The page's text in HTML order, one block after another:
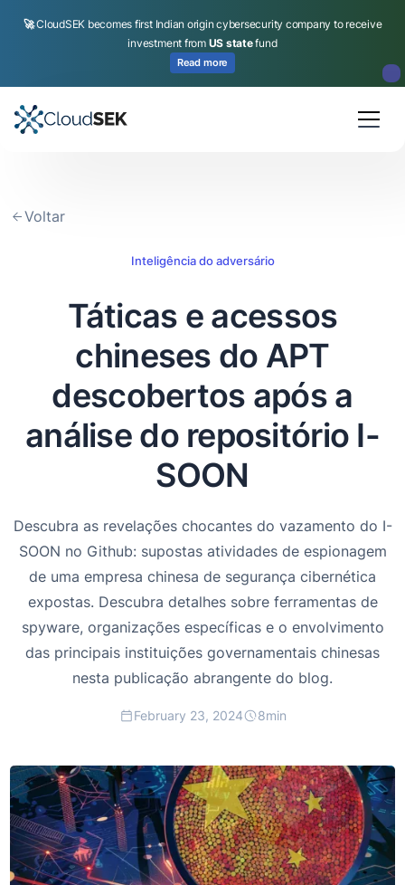
🚀CloudSEK becomes first Indian origin cybersecurity company to receive
investment from US statefund
Read more
Voltar
Inteligência do adversário
Táticas e acessos
chineses do APT
descobertos após a
análise do repositório I-
SOON
Descubra as revelações chocantes do vazamento do I-
SOON no Github: supostas atividades de espionagem
de uma empresa chinesa de segurança cibernética
expostas. Descubra detalhes sobre ferramentas de
spyware, organizações específicas e o envolvimento
das principais instituições governamentais chinesas
nesta publicação abrangente do blog.
February 23, 2024 8min